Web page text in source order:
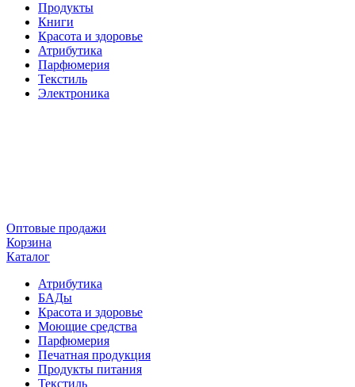
Продукты
Книги
Красота и здоровье
Атрибутика
Парфюмерия
Текстиль
Электроника
Оптовые продажи
Корзина
Каталог
Атрибутика
БАДы
Красота и здоровье
Моющие средства
Парфюмерия
Печатная продукция
Продукты питания
Текстиль